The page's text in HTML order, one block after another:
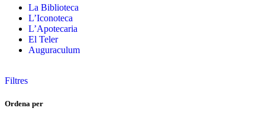
La Biblioteca
L’Iconoteca
L’Apotecaria
El Teler
Auguraculum
Filtres
Ordena per